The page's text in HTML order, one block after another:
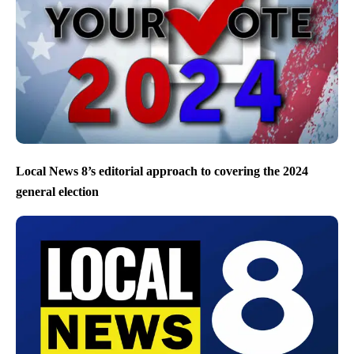
Local News 8’s editorial approach to covering the 2024
general election